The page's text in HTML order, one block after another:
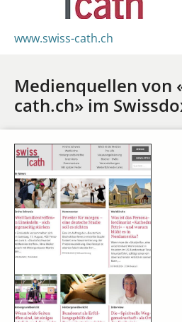
www.swiss-cath.ch
Medienquellen von
cath.ch» im